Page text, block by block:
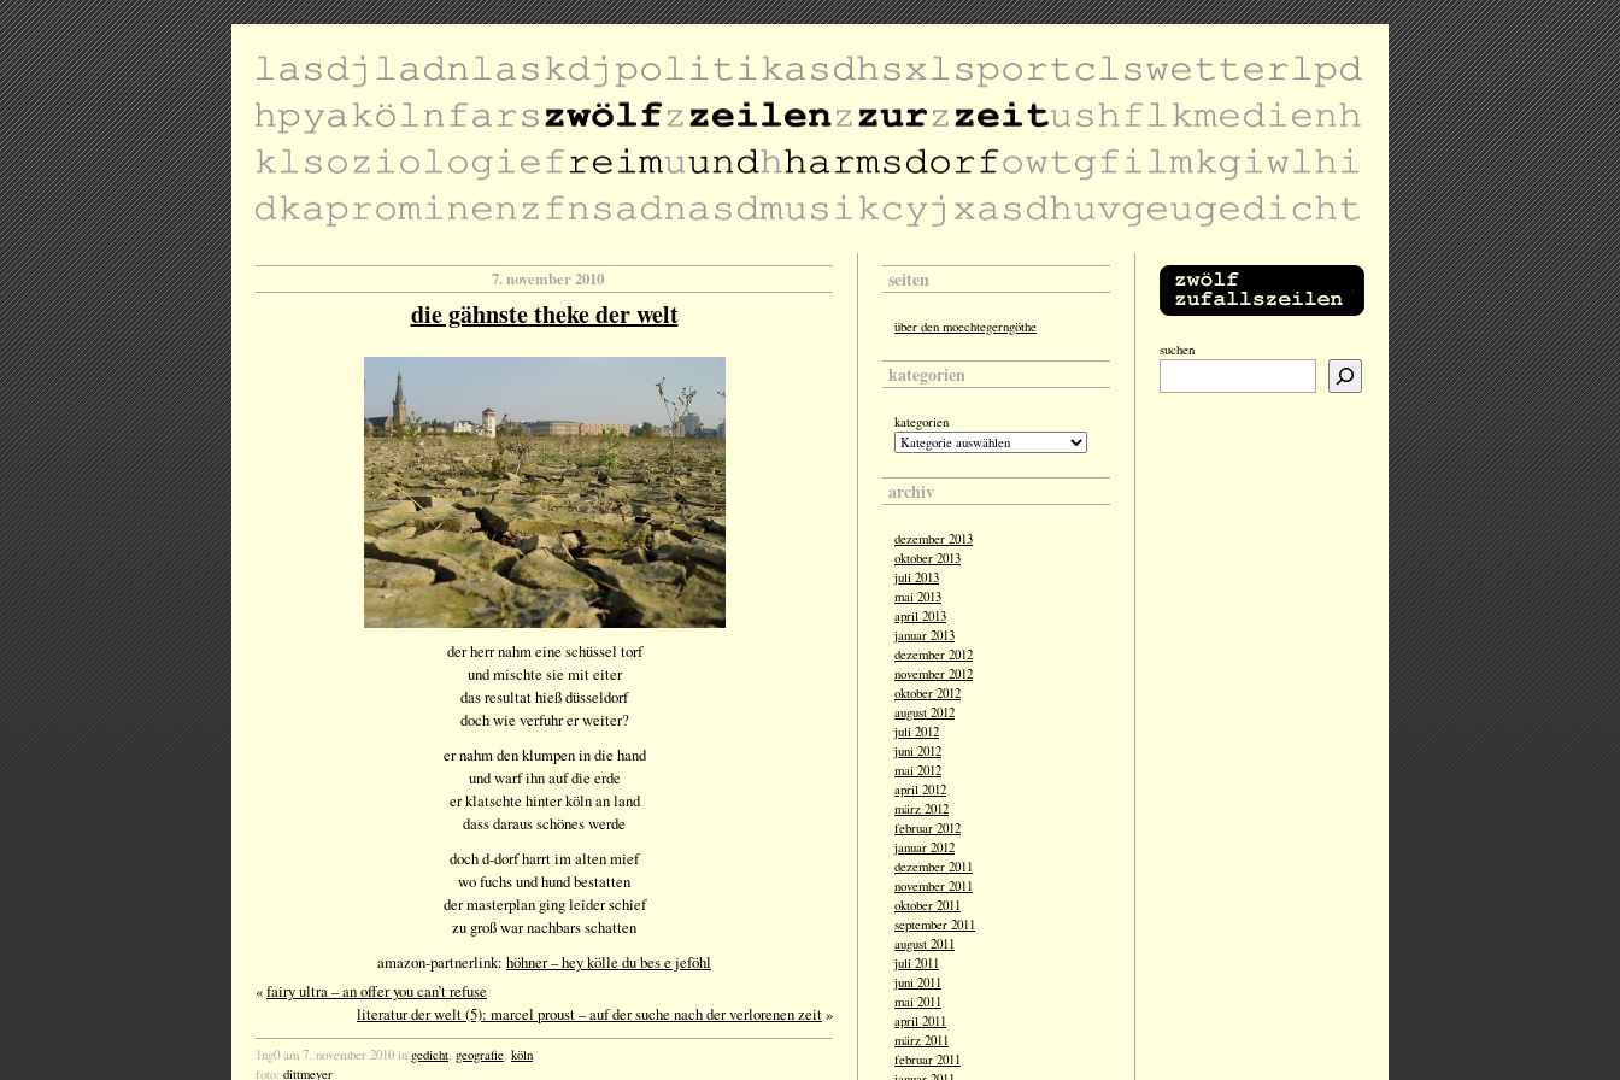
7. november 2010
die gähnste theke der welt
der herr nahm eine schüssel torf
und mischte sie mit eiter
das resultat hieß düsseldorf
doch wie verfuhr er weiter?
er nahm den klumpen in die hand
und warf ihn auf die erde
er klatschte hinter köln an land
dass daraus schönes werde
doch d-dorf harrt im alten mief
wo fuchs und hund bestatten
der masterplan ging leider schief
zu groß war nachbars schatten
amazon-partnerlink: höhner – hey kölle du bes e jeföhl
«fairy ultra – an offer you can’t refuse
literatur der welt (5): marcel proust – auf der suche nach der verlorenen zeit»
1ng0 am 7. november 2010 in gedicht, geografie, köln
foto: dittmeyer
seiten
über den moechtegerngöthe
kategorien
kategorien
archiv
dezember 2013
oktober 2013
juli 2013
mai 2013
april 2013
januar 2013
dezember 2012
november 2012
oktober 2012
august 2012
juli 2012
juni 2012
mai 2012
april 2012
märz 2012
februar 2012
januar 2012
dezember 2011
november 2011
oktober 2011
september 2011
august 2011
juli 2011
juni 2011
mai 2011
april 2011
märz 2011
februar 2011
suchen